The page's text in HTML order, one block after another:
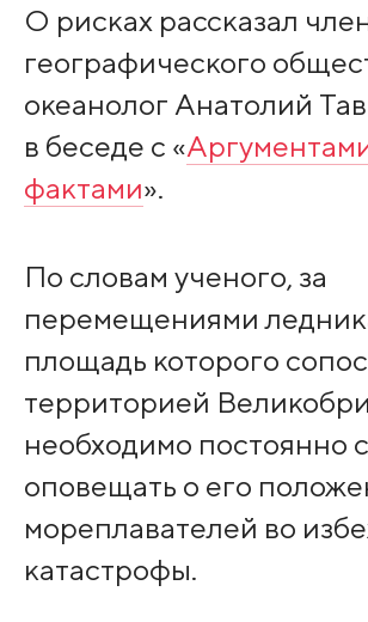
О рисках рассказал
географического
океанолог Анатолий
в беседе с «
фактами».
По словам ученого, за
перемещениями
площадь которого
территорией
необходимо постоянно
оповещать о его
мореплавателей во
катастрофы.